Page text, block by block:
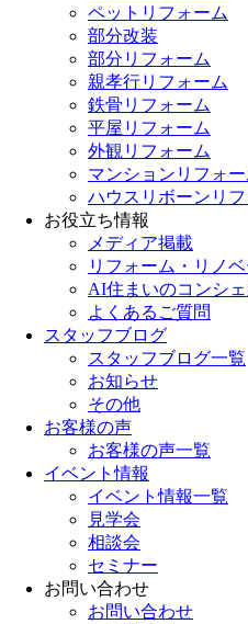
ペットリフォーム
部分改装
部分リフォーム
親孝行リフォーム
鉄骨リフォーム
平屋リフォーム
外観リフォーム
マンションリフォー
ハウスリボーンリ
お役立ち情報
メディア掲載
リフォーム・リノ
AI住まいのコンシェ
よくあるご質問
スタッフブログ
スタッフブログ一覧
お知らせ
その他
お客様の声
お客様の声一覧
イベント情報
イベント情報一覧
見学会
相談会
セミナー
お問い合わせ
お問い合わせ